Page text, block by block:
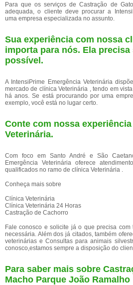
Para que os serviços de Castração de
adequada, o cliente deve procurar a
uma empresa especializada no assunto.
Sua experiência com nossa
importa para nós. Ela precisa
possível.
A IntensiPrime Emergência Veterinária
mercado de clínica Veterinária , tendo em
há anos. Se está procurando por uma
exemplo, você está no lugar certo.
Conte com nossa
Veterinária.
Com foco em Santo André e São
Emergência Veterinária oferece
qualificados no ramo de clínica Veterinária .
Conheça mais sobre
Clínica Veterinária
Clínica Veterinária 24 Horas
Castração de Cachorro
Fale conosco e solicite já o que precisa
necessária. Além dos já citados, também
veterinárias e Consultas para animais
conosco,estamos sempre a disposição do
Para saber mais sobre
Macho Parque João Ramalho